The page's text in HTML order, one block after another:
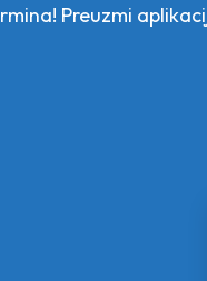
Preuzmi